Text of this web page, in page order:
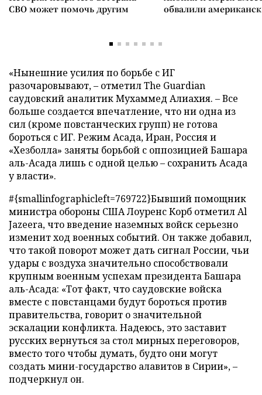
СВО может помочь другим
обвалили
«Нынешние усилия по борьбе с ИГ
разочаровывают, – отметил The Guardian
саудовский аналитик Мухаммед Aлиахия. – Все
больше создается впечатление, что ни одна из
сил (кроме повстанческих групп) не готова
бороться с ИГ. Режим Асада, Иран, Россия и
«Хезболла» заняты борьбой с оппозицией Башара
аль-Асада лишь с одной целью – сохранить Асада
у власти».
#{smallinfographicleft=769722}Бывший помощник
министра обороны США Лоуренс Корб отметил Al
Jazeera, что введение наземных войск серьезно
изменит ход военных событий. Он также добавил,
что такой поворот может дать сигнал России, чьи
удары с воздуха значительно способствовали
крупным военным успехам президента Башара
аль-Асада: «Тот факт, что саудовские войска
вместе с повстанцами будут бороться против
правительства, говорит о значительной
эскалации конфликта. Надеюсь, это заставит
русских вернуться за стол мирных переговоров,
вместо того чтобы думать, будто они могут
создать мини-государство алавитов в Сирии», –
подчеркнул он.